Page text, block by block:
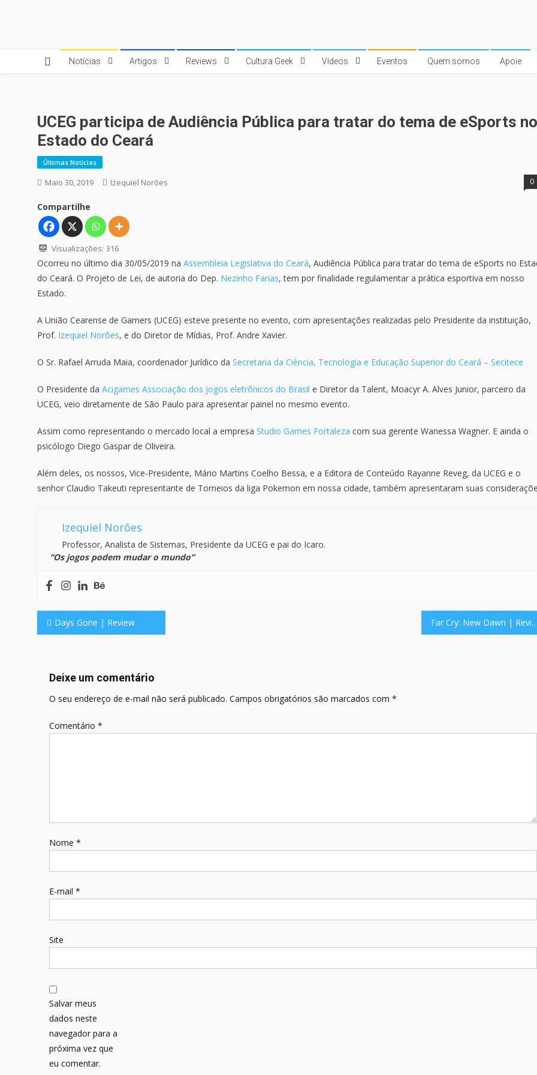
Notícias Artigos Reviews Cultura Geek Vídeos Eventos Quem somos Apoie
UCEG participa de Audiência Pública para tratar do tema de eSports no
Estado do Ceará
Últimas Notícias
Maio 30, 2019 Izequiel Norões 0
Compartilhe
Visualizações: 316
Ocorreu no último dia 30/05/2019 na Assembleia Legislativa do Ceará, Audiência Pública para tratar do tema de eSports no
do Ceará. O Projeto de Lei, de autoria do Dep. Nezinho Farias, tem por finalidade regulamentar a prática esportiva em nosso
Estado.
A União Cearense de Gamers (UCEG) esteve presente no evento, com apresentações realizadas pelo Presidente da instituição,
Prof. Izequiel Norões, e do Diretor de Mídias, Prof. Andre Xavier.
O Sr. Rafael Arruda Maia, coordenador Jurídico da Secretaria da Ciência, Tecnologia e Educação Superior do Ceará – Secitece
O Presidente da Acigames Associação dos jogos eletrônicos do Brasil e Diretor da Talent, Moacyr A. Alves Junior, parceiro da
UCEG, veio diretamente de São Paulo para apresentar painel no mesmo evento.
Assim como representando o mercado local a empresa Studio Games Fortaleza com sua gerente Wanessa Wagner. E ainda o
psicólogo Diego Gaspar de Oliveira.
Além deles, os nossos, Vice-Presidente, Mário Martins Coelho Bessa, e a Editora de Conteúdo Rayanne Reveg, da UCEG e o
senhor Claudio Takeuti representante de Torneios da liga Pokemon em nossa cidade, também apresentaram suas
Izequiel Norões
Professor, Analista de Sistemas, Presidente da UCEG e pai do Icaro.
“Os jogos podem mudar o mundo”
Navegação
Post
Days Gone | Review Far Cry: New
Deixe um comentário
O seu endereço de e-mail não será publicado. Campos obrigatórios são marcados com *
Comentário *
Nome *
E-mail *
Site
Salvar meus
dados neste
navegador para a
próxima vez que
eu comentar.